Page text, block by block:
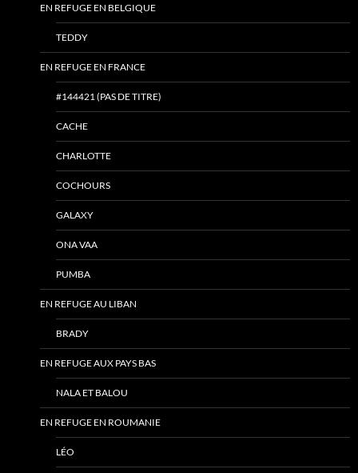
EN REFUGE EN BELGIQUE
TEDDY
EN REFUGE EN FRANCE
#144421 (PAS DE TITRE)
CACHE
CHARLOTTE
COCHOURS
GALAXY
ONA VAA
PUMBA
EN REFUGE AU LIBAN
BRADY
EN REFUGE AUX PAYS BAS
NALA ET BALOU
EN REFUGE EN ROUMANIE
LÉO